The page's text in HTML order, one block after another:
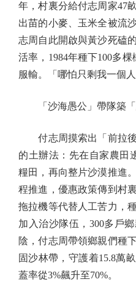
年，村裏分給付志周家47
出苗的小麥、玉米全被流
志周自此開啟與黃沙死磕
活率，1984年種下100多
服輸。「哪怕只剩我一個
「沙海愚公」帶隊築「
付志周摸索出「前拉後
的土辦法：先在自家農田
糧田，再向整片沙漠推進
程推進，優惠政策傳到村
拖拉機等代替人工苦力，
加入治沙隊伍，300多戶
陰，付志周帶領鄉親們種
固沙林帶，守護着15.8萬
蓋率從3%飆升至70%。